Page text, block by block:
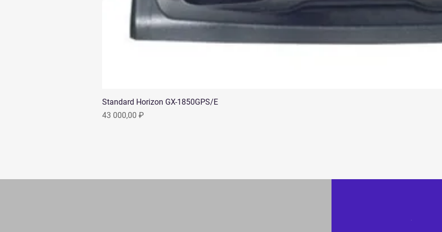
Standard Horizon GX-1850GPS/E
Цена
43 000,00 ₽